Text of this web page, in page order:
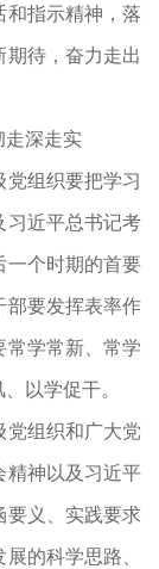
指示精神，落
待，奋力走出
深走实
组织要把学习
习近平总书记考
一个时期的首要
部要发挥表率作
常学常新、常学
以学促干。
组织和广大党
精神以及习近平
要义、实践要求
的科学思路、